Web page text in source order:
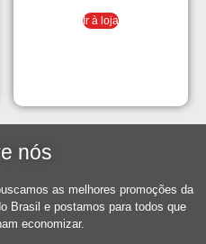
Ir à loja
nós
as melhores promoções da
Brasil e postamos para todos que
economizar.